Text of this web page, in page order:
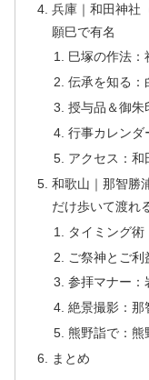
兵庫｜和田神社
願巳で有名
巳塚の作法：
伝承を知る：
授与品＆御朱
行事カレンダ
アクセス：和
和歌山｜那智勝
だけ歩いて渡れ
タイミング
ご祭神とご
参拝マナー：
絶景撮影：那
熊野詣で：熊
まとめ